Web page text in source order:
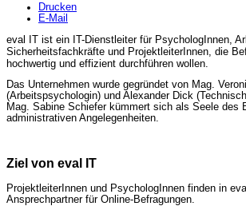
Drucken
E-Mail
eval IT ist ein IT-Dienstleiter für PsychologInnen,
Sicherheitsfachkräfte und ProjektleiterInnen, die
hochwertig und effizient durchführen wollen.
Das Unternehmen wurde gegründet von Mag.
(Arbeitspsychologin) und Alexander Dick
Mag. Sabine Schiefer kümmert sich als Seele des
administrativen Angelegenheiten.
Ziel von eval IT
ProjektleiterInnen und PsychologInnen finden in
Ansprechpartner für Online-Befragungen.